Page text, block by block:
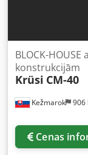
Kežmarok 906
BLOCK-
konstrukcijām
Krüsi CM-40
Cenas